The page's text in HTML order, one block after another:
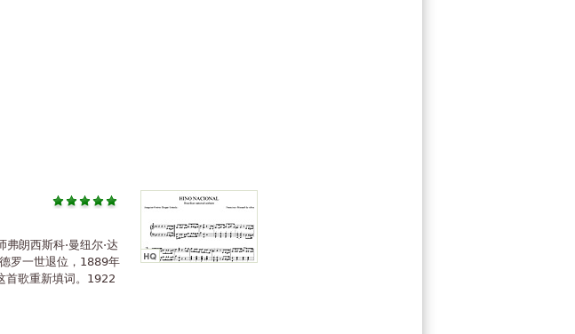
朗西斯科·曼纽尔·达
罗一世退位，1889年
首歌重新填词。1922